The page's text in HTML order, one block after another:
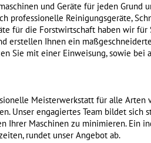
und Geräte für jeden Grund
professionelle Reinigungsgeräte,
für die Forstwirtschaft haben wir
erstellen Ihnen ein
Sie mit einer Einweisung, sowie
Meisterwerkstatt für alle Arten
Unser engagiertes Team bildet
Ihrer Maschinen zu minimieren. Ein
rundet unser Angebot ab.